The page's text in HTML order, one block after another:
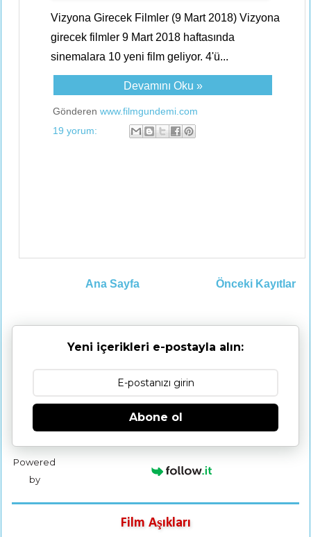
Vizyona Girecek Filmler (9 Mart 2018) Vizyona
girecek filmler 9 Mart 2018 haftasında
sinemalara 10 yeni film geliyor. 4'ü...
Devamını Oku »
Gönderen www.filmgundemi.com
19 yorum:
Önceki Kayıtlar
Ana Sayfa
Yeni içerikleri e-postayla alın:
Abone ol
Powered
by
Film Aşıkları